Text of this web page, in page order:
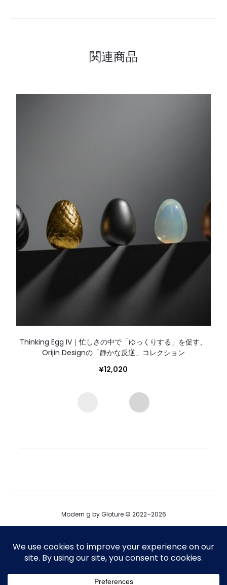
関連商品
Thinking Egg IV｜忙しさの中で「ゆっくりする」を促す、
Orijin Designの「静かな反逆」コレクション
¥12,020
Modern g by Gloture © 2022–2026
運営会社
プロダクト掲載